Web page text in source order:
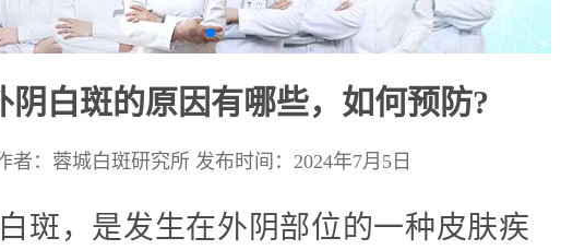
阴白斑的原因有哪些，如何预防?
者：蓉城白斑研究所 发布时间：2024年7月5日
斑，是发生在外阴部位的一种皮肤疾